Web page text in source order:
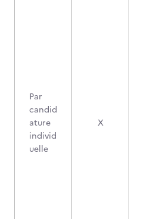
Par
candid
ature
individ
uelle
X